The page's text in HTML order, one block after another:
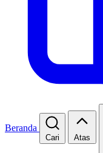
Beranda
Cari Atas